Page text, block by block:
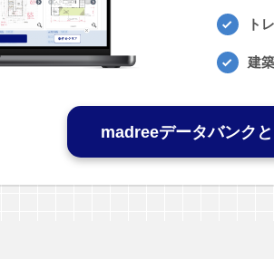
ト
建
madreeデータバンクと